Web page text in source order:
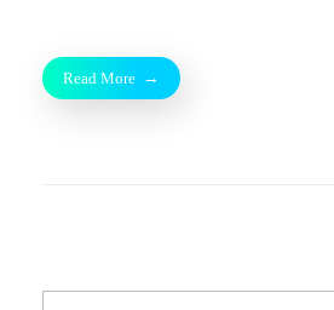
Read More